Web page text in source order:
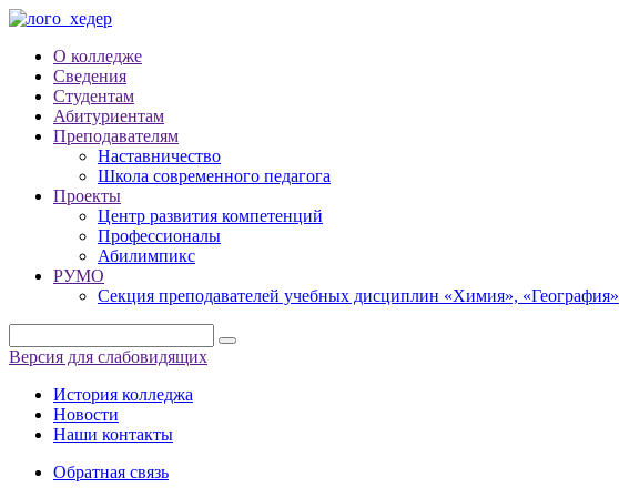
О колледже
Сведения
Студентам
Абитуриентам
Преподавателям
Наставничество
Школа современного педагога
Проекты
Центр развития компетенций
Профессионалы
Абилимпикс
РУМО
Секция преподавателей учебных дисциплин «Химия», «География»
Версия для слабовидящих
История колледжа
Новости
Наши контакты
Обратная связь